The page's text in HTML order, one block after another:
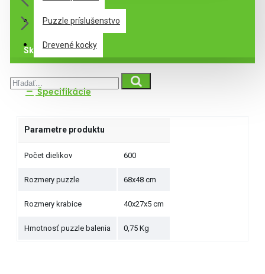
Puzzle príslušenstvo
Drevené kocky
Skladom
Špecifikácie
Parametre produktu
Počet dielikov 600
Rozmery puzzle 68x48 cm
Rozmery krabice 40x27x5 cm
Hmotnosť puzzle balenia 0,75 Kg